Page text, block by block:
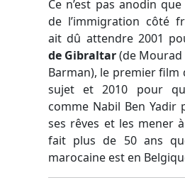
Ce n’est pas anodin
de l’immigration côté
ait dû attendre 2001
de Gibraltar(de Mourad
Barman), le premier film
sujet et 2010 pour
comme Nabil Ben Yadir
ses rêves et les mener
fait plus de 50 ans
marocaine est en